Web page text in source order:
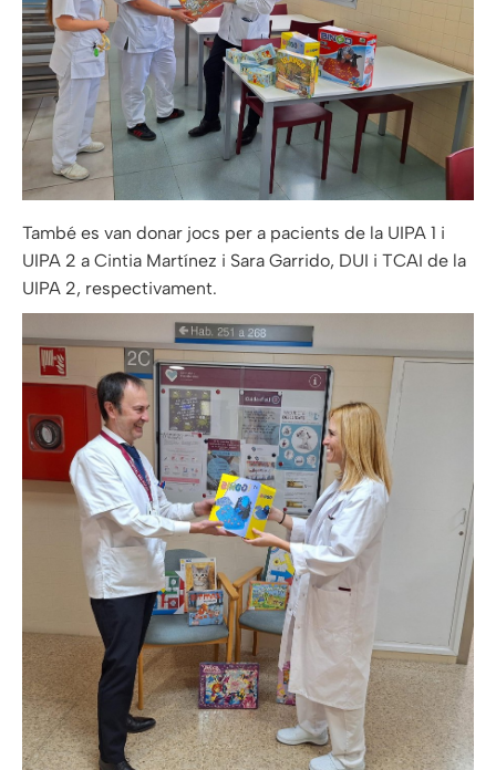
També es van donar jocs per a pacients de la UIPA 1 i
UIPA 2 a Cintia Martínez i Sara Garrido, DUI i TCAI de la
UIPA 2, respectivament.